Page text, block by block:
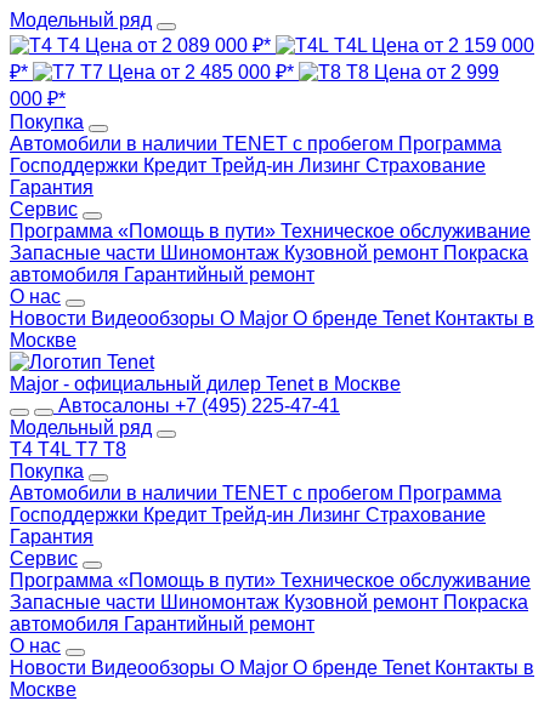
Модельный ряд
T4 Цена от 2 089 000 ₽* T4L Цена от 2 159 000
₽*
T7 Цена от 2 485 000 ₽* T8 Цена от 2 999
000 ₽*
Покупка
Автомобили в наличии TENET с пробегом Программа
Господдержки Кредит Трейд-ин Лизинг Страхование
Гарантия
Сервис
Программа «Помощь в пути» Техническое обслуживание
Запасные части Шиномонтаж Кузовной ремонт Покраска
автомобиля Гарантийный ремонт
О нас
Новости Видеообзоры О Major О бренде Tenet Контакты в
Москве
Major - официальный дилер Tenet в Москве
Автосалоны +7 (495) 225-47-41
Модельный ряд
T4 T4L T7 T8
Покупка
Автомобили в наличии TENET с пробегом Программа
Господдержки Кредит Трейд-ин Лизинг Страхование
Гарантия
Сервис
Программа «Помощь в пути» Техническое обслуживание
Запасные части Шиномонтаж Кузовной ремонт Покраска
автомобиля Гарантийный ремонт
О нас
Новости Видеообзоры О Major О бренде Tenet Контакты в
Москве